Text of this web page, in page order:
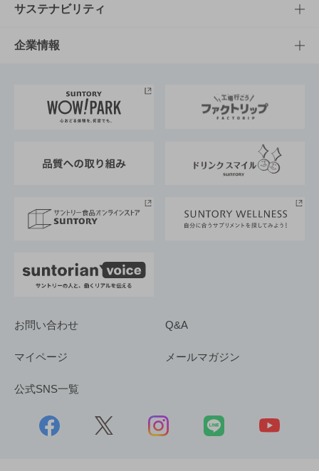
商品発売情報
栄養成分一覧
キャンペーン
工場見学
地域情報
文化・スポーツTOP
サントリーホール
サントリーサンバーズ大阪
サステナビリティ
サステナビリティTOP
サントリーが考えるサステナビリティ経営
企業情報
企業概要
採用情報
お問い合わせ Q&A
マイページ メールマガジン
公式SNS一覧